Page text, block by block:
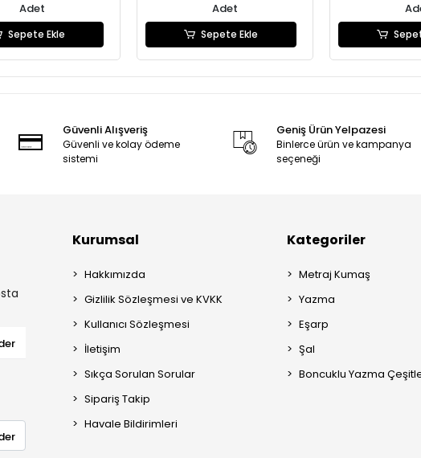
Adet
Sepete Ekle
Adet
Sepete Ekle
Güvenli Alışveriş
Güvenli ve kolay ödeme
sistemi
Geniş Ürün Yelpazesi
Binlerce ürün ve kampanya
seçeneği
Kurumsal
Hakkımızda
Gizlilik Sözleşmesi ve KVKK
Kullanıcı Sözleşmesi
İletişim
Sıkça Sorulan Sorular
Sipariş Takip
Havale Bildirimleri
Kategoriler
Metraj Kumaş
Yazma
Eşarp
Şal
Boncuklu Yazma